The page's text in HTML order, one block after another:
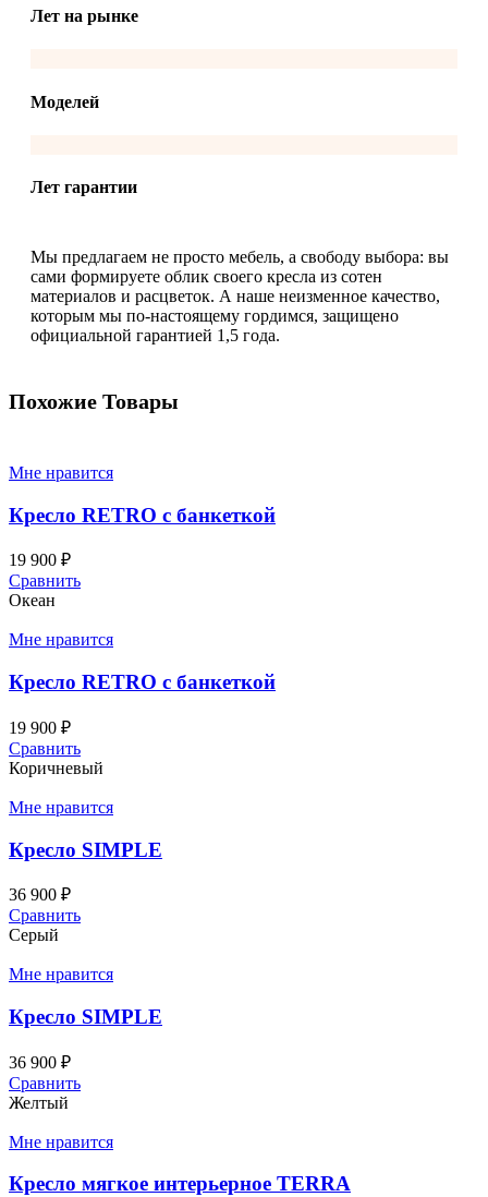
Лет на рынке
Моделей
Лет гарантии
Мы предлагаем не просто мебель, а свободу выбора: вы
сами формируете облик своего кресла из сотен
материалов и расцветок. А наше неизменное качество,
которым мы по-настоящему гордимся, защищено
официальной гарантией 1,5 года.
Похожие Товары
Мне нравится
Кресло RETRO с банкеткой
19 900 ₽
Сравнить
Океан
Мне нравится
Кресло RETRO с банкеткой
19 900 ₽
Сравнить
Коричневый
Мне нравится
Кресло SIMPLE
36 900 ₽
Сравнить
Серый
Мне нравится
Кресло SIMPLE
36 900 ₽
Сравнить
Желтый
Мне нравится
Кресло мягкое интерьерное TERRA